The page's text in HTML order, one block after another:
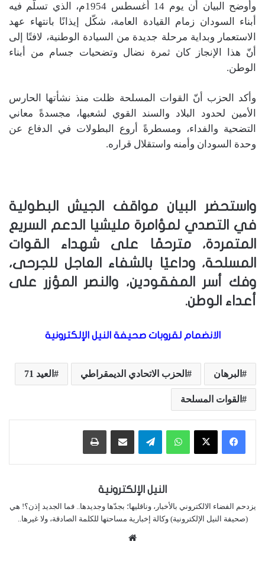
وأوضح البيان أن يوم 14 أغسطس 1954م، الذي تسلّم فيه
أبناء السودان زمام القيادة العامة، شكّل إيذانًا بانتهاء عهد
الاستعمار وبداية مرحلة جديدة من السيادة الوطنية، لافتًا إلى
أنّ هذا الإنجاز كان ثمرة نضال وتضحيات جسام من أبناء
الوطن.
وأكد الحزب أنّ القوات المسلحة ظلت منذ نشأتها الحارس
الأمين لحدود البلاد والسند القوي لشعبها، مجسدةً معاني
التضحية والفداء، ومسطرةً أروع البطولات في الدفاع عن
وحدة السودان وأمنه واستقلال قراره.
واستحضر البيان مواقف الجيش البطولية
في التصدي لمؤامرة مليشيا الدعم السريع
المتمردة، مترحمًا على شهداء القوات
المسلحة، وداعيًا بالشفاء العاجل للجرحى،
وفك أسر المفقودين، والنصر المؤزر على
أعداء الوطن.
الانضمام لقروبات صحيفة النيل الإلكترونية
البرهان الحزب الاتحادي الديمقراطي العيد 71
القوات المسلحة
واتساب تيلقرام مشاركة عبر البريد طباعة
النيل الإلكترونية
يزدحم الفضاء الالكتروني بالأخبار، وناقليها؛ بجدّها وجديدها.. فما الجديد إذن؟! هي
(صحيفة النيل الإلكترونية) وكالة إخبارية مساحتها للكلمة الصادقة، ولا غيرها..